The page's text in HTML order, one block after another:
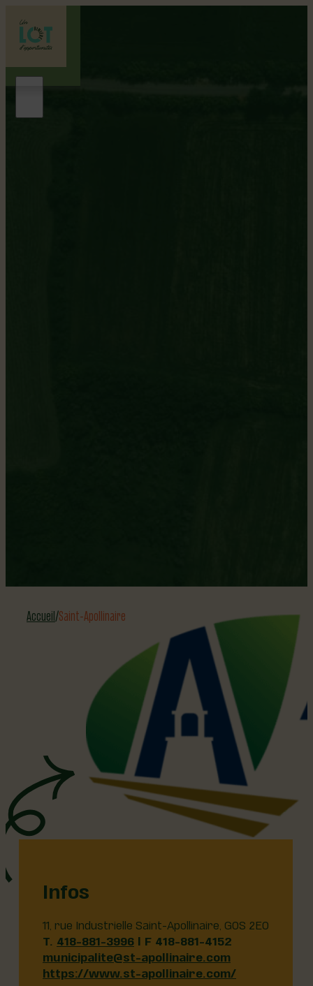
Accueil Saint-Apollinaire
Infos
11, rue Industrielle Saint-Apollinaire, G0S 2E0
T. 418-881-3996 | F 418-881-4152
municipalite@st-apollinaire.com
https://www.st-apollinaire.com/